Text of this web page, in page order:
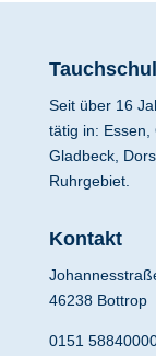
Seit über 16
tätig in: Essen,
Gladbeck,
Ruhrgebiet.
Kontakt
46238 Bottrop
0151